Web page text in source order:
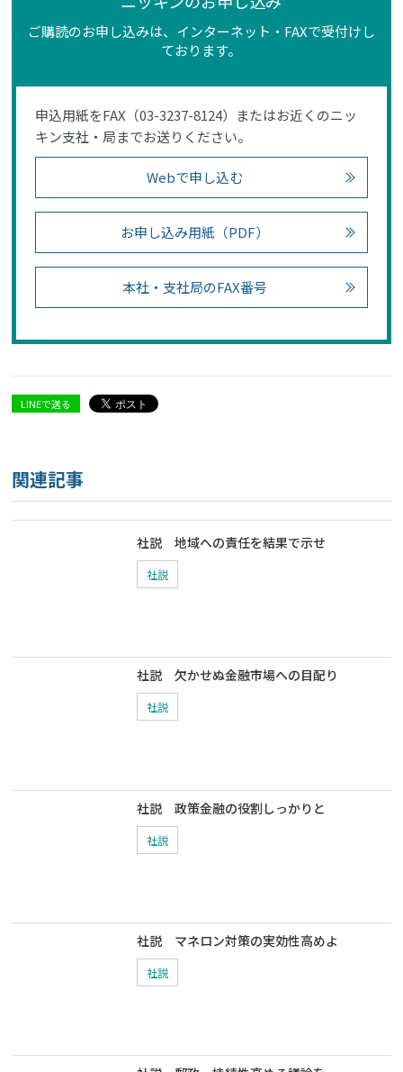
ご購読のお申し込みは、インターネット・FAXで受付けし
ております。
申込用紙をFAX（03-3237-8124）またはお近くのニッ
キン支社・局までお送りください。
Webで申し込む
お申し込み用紙（PDF）
本社・支社局のFAX番号
LINEで送る
関連記事
社説 地域への責任を結果で示せ
社説
社説 欠かせぬ金融市場への目配り
社説
社説 政策金融の役割しっかりと
社説
社説 マネロン対策の実効性高めよ
社説